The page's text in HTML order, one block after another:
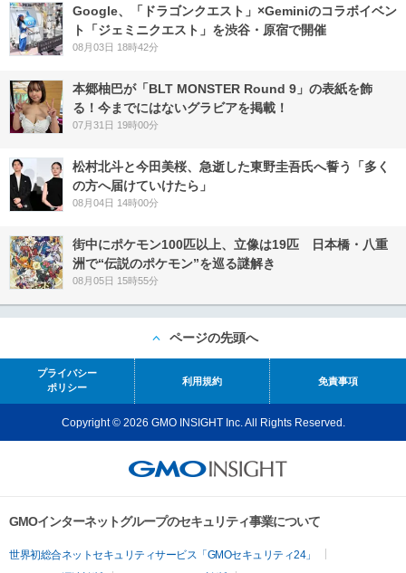
Google、「ドラゴンクエスト」×Geminiのコラボイベン
ト「ジェミニクエスト」を渋谷・原宿で開催
08月03日 18時42分
本郷柚巴が「BLT MONSTER Round 9」の表紙を飾
る！今までにはないグラビアを掲載！
07月31日 19時00分
松村北斗と今田美桜、急逝した東野圭吾氏へ誓う「多く
の方へ届けていけたら」
08月04日 14時00分
街中にポケモン100匹以上、立像は19匹 日本橋・八重
洲で“伝説のポケモン”を巡る謎解き
08月05日 15時55分
ページの先頭へ
プライバシー
ポリシー
利用規約 免責事項
Copyright © 2026 GMO INSIGHT Inc. All Rights Reserved.
GMOインターネットグループのセキュリティ事業について
世界初総合ネットセキュリティサービス「GMOセキュリティ24」